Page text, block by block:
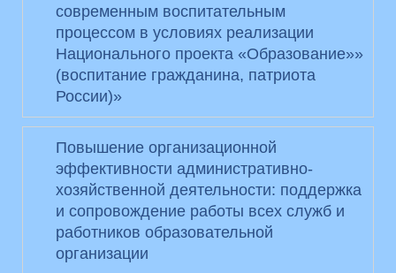
современным воспитательным
процессом в условиях реализации
Национального проекта «Образование»»
(воспитание гражданина, патриота
России)»
Повышение организационной
эффективности административно-
хозяйственной деятельности: поддержка
и сопровождение работы всех служб и
работников образовательной
организации